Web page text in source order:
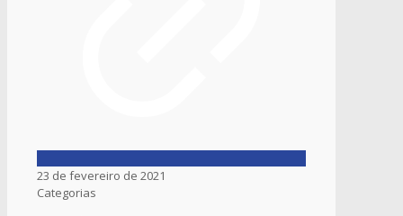
23 de fevereiro de 2021
Categorias